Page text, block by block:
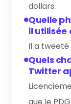
dollars.
Quelle
il utilisée
Il a tweeté
Quels
Twitter